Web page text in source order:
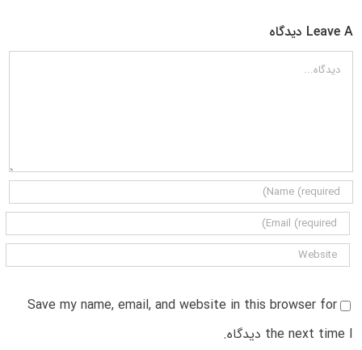
Leave A دیدگاه
دیدگاه
Save my name, email, and website in this browser for
the next time I دیدگاه.